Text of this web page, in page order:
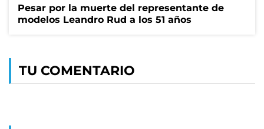
Pesar por la muerte del representante de
modelos Leandro Rud a los 51 años
TU COMENTARIO